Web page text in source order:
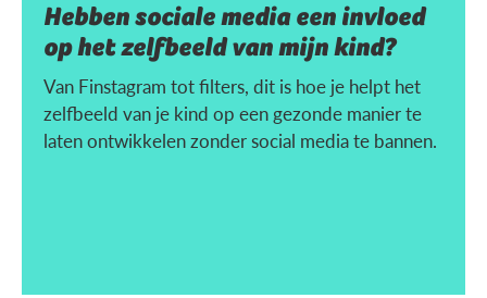
Hebben sociale media een invloed
op het zelfbeeld van mijn kind?
Van Finstagram tot filters, dit is hoe je helpt het
zelfbeeld van je kind op een gezonde manier te
laten ontwikkelen zonder social media te bannen.